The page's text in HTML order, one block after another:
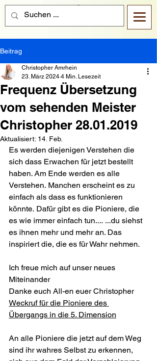
Beitrag
Frequenz Übersetzung
vom sehenden Meister
Christopher 28.01.2019
Christopher Amrhein
23. März 2024 4 Min. Lesezeit
Aktualisiert: 14. Feb.
Es werden diejenigen Verstehen die
sich dass Erwachen für jetzt bestellt
haben. Am Ende werden es alle
Verstehen. Manchen erscheint es zu
einfach als dass es funktionieren
könnte. Dafür gibt es die Pioniere, die
es wie immer einfach tun.... ...du siehst
es ihnen mehr und mehr an. Das
inspiriert die, die es für Wahr nehmen.
Ich freue mich auf unser neues
Miteinander
Danke euch All-en euer Christopher
Weckruf für die Pioniere des
Übergangs in die 5. Dimension
An alle Pioniere die jetzt auf dem Weg
sind ihr wahres Selbst zu erkennen,